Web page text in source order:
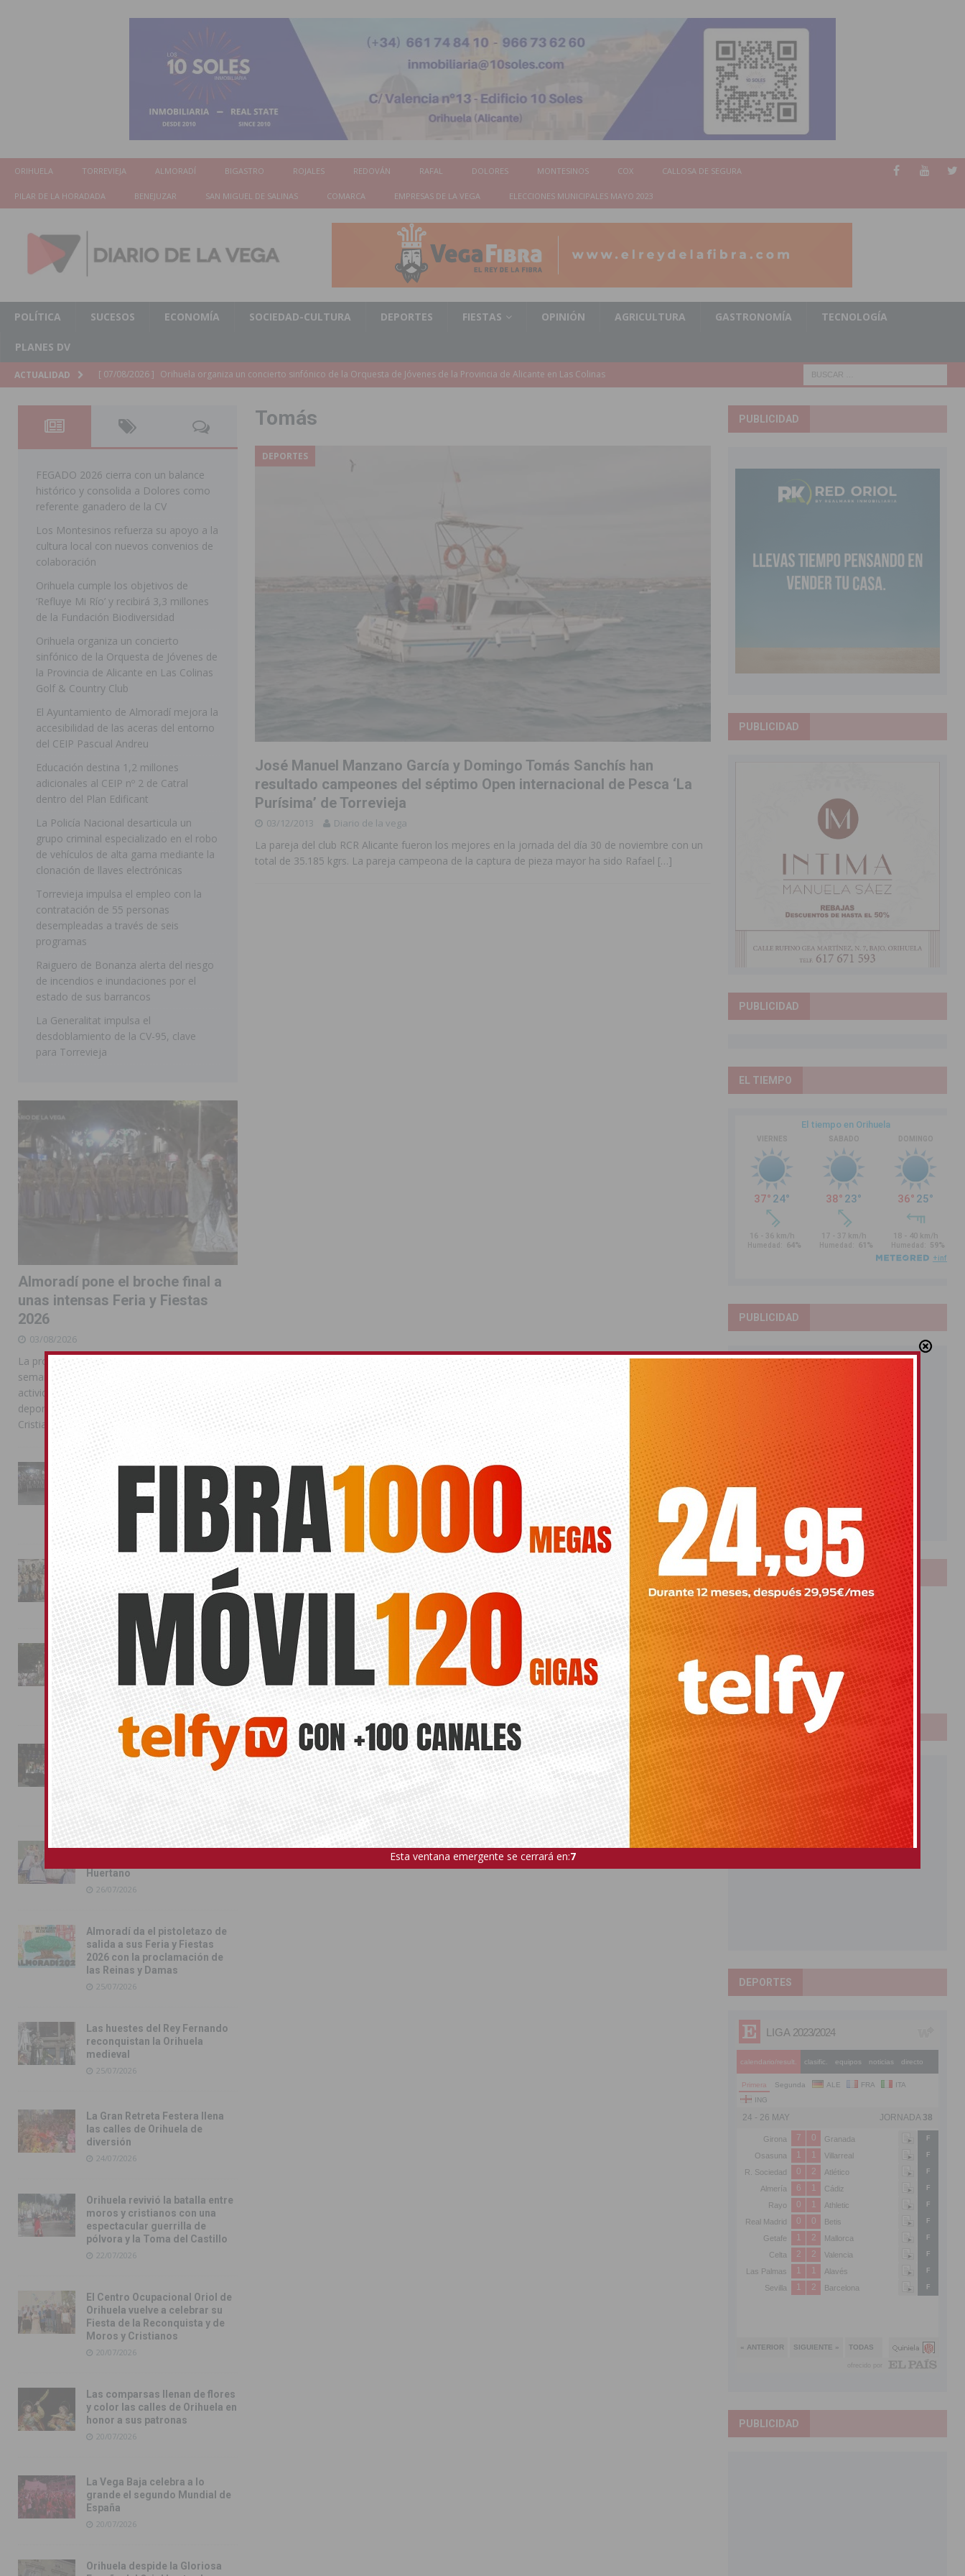
ORIHUELA TORREVIEJA ALMORADÍ BIGASTRO ROJALES REDOVÁN RAFAL DOLORES MONTESINOS COX CALLOSA DE SEGURA
PILAR DE LA HORADADA BENEJUZAR SAN MIGUEL DE SALINAS COMARCA EMPRESAS DE LA VEGA ELECCIONES MUNICIPALES MAYO 2023
POLÍTICA SUCESOS ECONOMÍA SOCIEDAD-CULTURA DEPORTES FIESTAS OPINIÓN AGRICULTURA GASTRONOMÍA TECNOLOGÍA
PLANES DV
ACTUALIDAD [ 07/08/2026 ] El Ayuntamiento de Almoradí mejora la accesibilidad de las aceras del entorno del CEIP Pascual Andreu
[ 07/08/2026 ]
Educación destina 1,2 millones adicionales al CEIP nº 2 de Catral dentro del Plan Edificant
[ 07/08/2026 ] La Policía Nacional desarticula un grupo criminal especializado en el robo de vehículos de alta gama mediante la
clonación de llaves electrónicas
[ 07/08/2026 ] Torrevieja impulsa el empleo con la contratación de 55 personas desempleadas a través de seis programas
[ 07/08/2026 ] Raiguero de Bonanza alerta del riesgo de incendios e inundaciones por el estado de sus barrancos
[ 07/08/2026 ]
La Generalitat impulsa el desdoblamiento de la CV-95, clave para Torrevieja
[ 07/08/2026 ] Benferri ya se prepara para dar comienzo a sus Fiestas 2026
COMARCA
[ 07/08/2026 ] Bigastro se viste de gala para la coronación de la Corte 2026
BIGASTRO
[ 07/08/2026 ]
Rojales clausura con éxito las Fiestas de las Urbanizaciones de Ciudad Quesada 2026
[ 06/08/2026 ]
Arcángel
REDOVÁN
[ 06/08/2026 ]
El PSOE denuncia una nueva prórroga de la ORA en Orihuela ‘sin mejoras ni bonificaciones’
ORIHUELA
[ 07/08/2026 ] FEGADO 2026 cierra con un balance histórico y consolida a Dolores como referente ganadero de la CV
DOLORES
Los Montesinos refuerza su apoyo a la cultura local con nuevos convenios de colaboración
[ 07/08/2026 ] Orihuela cumple los objetivos de ‘Refluye Mi Río’ y recibirá 3,3 millones de la Fundación Biodiversidad
ORIHUELA
[ 07/08/2026 ]
Orihuela organiza un concierto sinfónico de la Orquesta de Jóvenes de la Provincia de Alicante en Las Colinas
Golf & Country Club
Tomás
DEPORTES
José Manuel Manzano García y Domingo Tomás Sanchís han
resultado campeones del séptimo Open internacional de Pesca ‘La
Purísima’ de Torrevieja
03/12/2013 Diario de la vega
La pareja del club RCR Alicante fueron los mejores en la jornada del día 30 de noviembre con un
total de 35.185 kgrs. La pareja campeona de la captura de pieza mayor ha sido Rafael […]
FEGADO 2026 cierra con un balance
histórico y consolida a Dolores como
referente ganadero de la CV
Los Montesinos refuerza su apoyo a la
cultura local con nuevos convenios de
colaboración
Orihuela cumple los objetivos de
‘Refluye Mi Río’ y recibirá 3,3 millones
de la Fundación Biodiversidad
Orihuela organiza un concierto
sinfónico de la Orquesta de Jóvenes de
la Provincia de Alicante en Las Colinas
Golf & Country Club
El Ayuntamiento de Almoradí mejora la
accesibilidad de las aceras del entorno
del CEIP Pascual Andreu
Educación destina 1,2 millones
adicionales al CEIP nº 2 de Catral
dentro del Plan Edificant
La Policía Nacional desarticula un
grupo criminal especializado en el robo
de vehículos de alta gama mediante la
clonación de llaves electrónicas
Torrevieja impulsa el empleo con la
contratación de 55 personas
desempleadas a través de seis
programas
Raiguero de Bonanza alerta del riesgo
de incendios e inundaciones por el
estado de sus barrancos
La Generalitat impulsa el
desdoblamiento de la CV-95, clave
para Torrevieja
Almoradí pone el broche final a
unas intensas Feria y Fiestas
2026
03/08/2026
La programación reunió durante más de una
semana actos institucionales, conciertos,
actividades familiares, competiciones
deportivas y las celebraciones de Moros y
Cristianos
La Entrada Cristiana llena de
esplendor las calles de
Almoradí en una multitudinaria
jornada festera
02/08/2026
La magia de la Entrada Mora
conquista las calles de
Almoradí
01/08/2026
La fiesta se adueña de
Almoradí con la presentación
de los cargos festeros y la
toma del castillo
31/07/2026
Pilar de la Horadada
conmemora con emoción el
40º aniversario de su
independencia como municipio
31/07/2026
Almoradí presume de raíces
Huertano
26/07/2026
Almoradí da el pistoletazo de
salida a sus Feria y Fiestas
2026 con la proclamación de
las Reinas y Damas
25/07/2026
Las huestes del Rey Fernando
reconquistan la Orihuela
medieval
25/07/2026
La Gran Retreta Festera llena
las calles de Orihuela de
diversión
24/07/2026
Orihuela revivió la batalla entre
moros y cristianos con una
espectacular guerrilla de
pólvora y la Toma del Castillo
22/07/2026
El Centro Ocupacional Oriol de
Orihuela vuelve a celebrar su
Fiesta de la Reconquista y de
Moros y Cristianos
20/07/2026
Las comparsas llenan de flores
y color las calles de Orihuela en
honor a sus patronas
20/07/2026
La Vega Baja celebra a lo
grande el segundo Mundial de
España
20/07/2026
Orihuela despide la Gloriosa
PUBLICIDAD
PUBLICIDAD
PUBLICIDAD
EL TIEMPO
PUBLICIDAD
LOTERIAS
Bonoloto
Primitiva
El Gordo
Euromillones
Loteria
Once
PUBLICIDAD
DEPORTES
PUBLICIDAD
Esta ventana emergente se cerrará en:5